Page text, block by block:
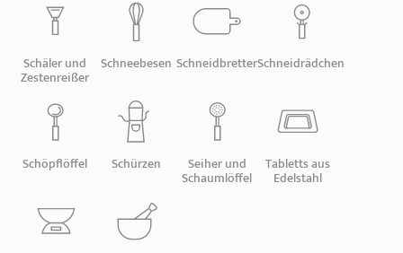
KOLLEKTIONEN
STORE-FINDER
Schäler und
Zestenreißer
Schneebesen SchneidbretterSchneidrädchen
Schöpflöffel Schürzen Seiher und
Schaumlöffel
Tabletts aus
Edelstahl